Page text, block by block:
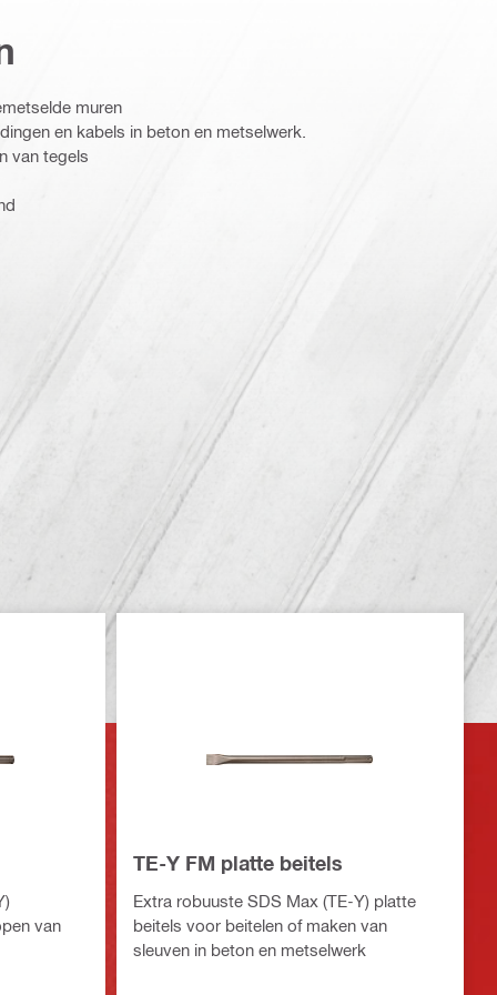
muren
en kabels in beton en metselwerk.
van tegels
van
TE-Y FM platte beitels
Extra robuuste SDS Max (TE-Y) platte
beitels voor beitelen of maken van
sleuven in beton en metselwerk